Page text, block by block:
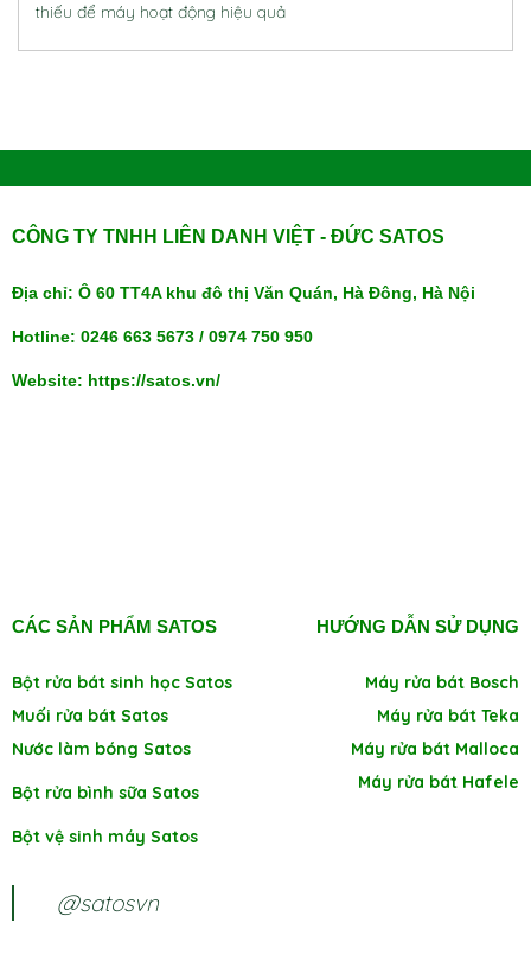
thiếu để máy hoạt động hiệu quả
CÔNG TY TNHH LIÊN DANH VIỆT - ĐỨC SATOS
Địa chỉ: Ô 60 TT4A khu đô thị Văn Quán, Hà Đông, Hà Nội
Hotline: 0246 663 5673 / 0974 750 950
Website: https://satos.vn/
CÁC SẢN PHẨM SATOS
Bột rửa bát sinh học Satos
Muối rửa bát Satos
Nước làm bóng Satos
Bột rửa bình sữa Satos
Bột vệ sinh máy Satos
HƯỚNG DẪN SỬ DỤNG
Máy rửa bát Bosch
Máy rửa bát Teka
Máy rửa bát Malloca
Máy rửa bát Hafele
@satosvn